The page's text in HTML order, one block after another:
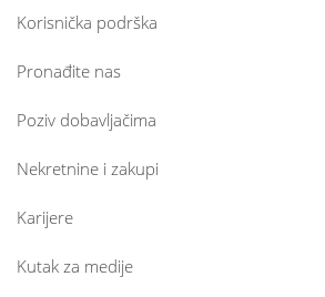
Korisnička podrška
Pronađite nas
Poziv dobavljačima
Nekretnine i zakupi
Karijere
Kutak za medije